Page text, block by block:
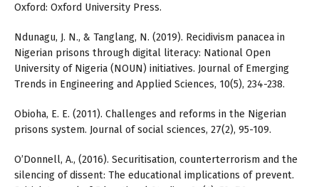
Oxford: Oxford University Press.
Ndunagu, J. N., & Tanglang, N. (2019). Recidivism panacea in
Nigerian prisons through digital literacy: National Open
University of Nigeria (NOUN) initiatives. Journal of Emerging
Trends in Engineering and Applied Sciences, 10(5), 234-238.
Obioha, E. E. (2011). Challenges and reforms in the Nigerian
prisons system. Journal of social sciences, 27(2), 95-109.
O’Donnell, A., (2016). Securitisation, counterterrorism and the
silencing of dissent: The educational implications of prevent.